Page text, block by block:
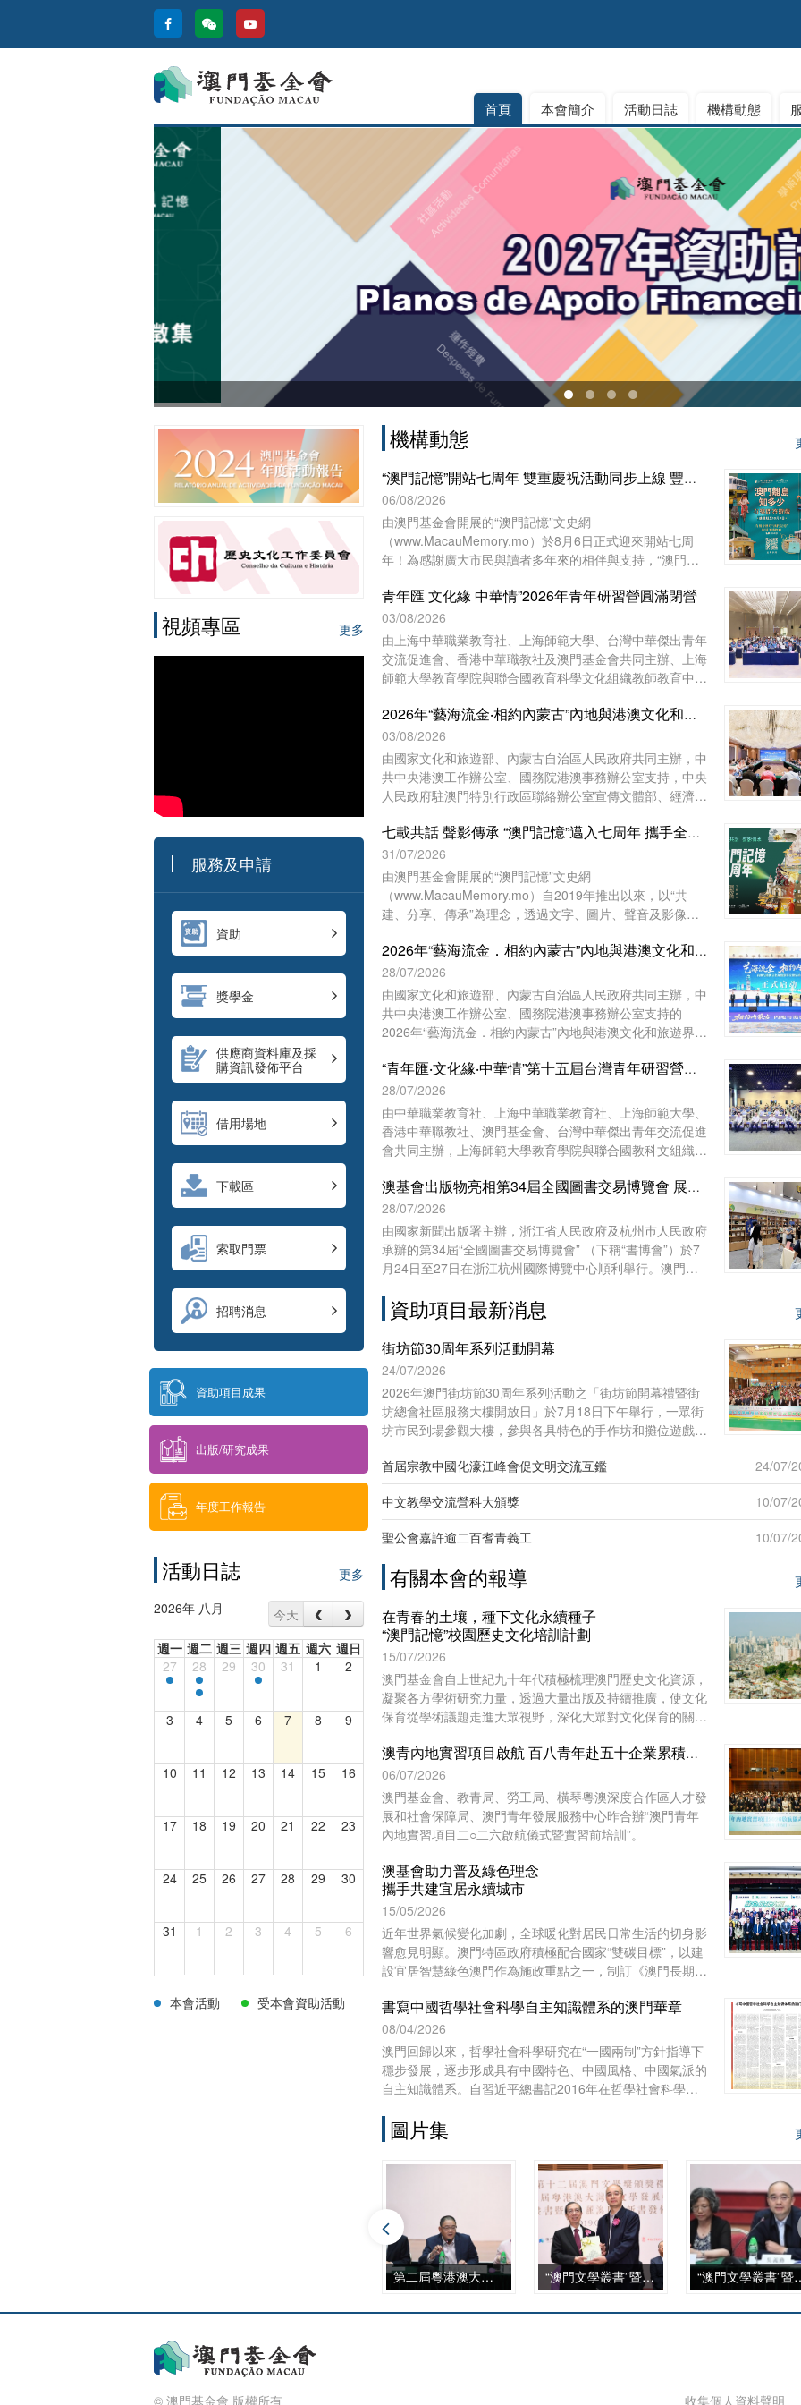
首頁 本會簡介 活動日誌 機構動態
視頻專區 更多
服務及申請
資助
獎學金
供應商資料庫及採
購資訊發佈平台
借用場地
下載區
索取門票
招聘消息
資助項目成果
出版/研究成果
年度工作報告
活動日誌
更多
2026年 八月
今天
週一 週二 週三 週四 週五 週六 週日
27
28 29 30 31 1 2
3 4 5 6 7 8 9
10 11 12 13 14 15 16
17 18 19 20 21 22 23
24 25 26 27 28 29 30
31 1 2 3 4 5 6
本會活動 受本會資助活動
機構動態
“澳門記憶”開站七周年 雙重慶祝活動同步上線 豐富好禮與全城同樂
06/08/2026
由澳門基金會開展的“澳門記憶”文史網
（www.MacauMemory.mo）於8月6日正式迎來開站七周
年！為感謝廣大市民與讀者多年來的相伴與支持，“澳門記
──Facebook 官方專頁“七周年 Giveaway”互動遊戲以及“澳
門離島知多少”線上問答遊戲，以豐富好禮與全城同樂！
青年匯 文化緣 中華情”2026年青年研習營圓滿閉營
03/08/2026
由上海中華職業教育社、上海師範大學、台灣中華傑出青年
交流促進會、香港中華職教社及澳門基金會共同主辦、上海
師範大學教育學院與聯合國教育科學文化組織教師教育中心
日下午在上海崇明如山酒店舉行閉營儀式。上海中華職業教
育社常務副主任、市政府參事胡衛出席儀式並致辭。上海市
崇明區海外聯誼會副會長林豔華、台灣中華傑出青年交流促
進會理事長陳長風、上海崇明中華職業教育社主任施志琴、
上海中華職業技術學院執行理事蔡奚芳等近100人出席活
動。
2026年“藝海流金‧相約內蒙古”內地與港澳文化和旅遊界交流活動圓滿舉行
03/08/2026
由國家文化和旅遊部、內蒙古自治區人民政府共同主辦，中
共中央港澳工作辦公室、國務院港澳事務辦公室支持，中央
人民政府駐澳門特別行政區聯絡辦公室宣傳文體部、經濟部
內地與港澳文化和旅遊界交流活動，已於7月27日至8月1日
圓滿舉行。澳門組織了45位文旅界代表赴內蒙古自治區參與
活動，與來自內地及香港的文旅界代表、專家學者等共150
多人齊聚內蒙古，共譜文旅合作新篇。
七載共話 聲影傳承 “澳門記憶”邁入七周年 攜手全城共築小城記憶
31/07/2026
由澳門基金會開展的“澳門記憶”文史網
（www.MacauMemory.mo）自2019年推出以來，以“共
建、分享、傳承”為理念，透過文字、圖片、聲音及影像，
歷史的大型文化資料庫。“澳門記憶”即將踏入開站七周年，
特以“七載共話 聲影傳承”為主題，陸續推出一系列涵蓋線上
和線下的多元活動，誠邀市民大眾共同參與，用不同視角與
媒介，共同編織與傳承屬於這座小城的集體記憶。
2026年“藝海流金．相約內蒙古”內地與港澳文化和旅遊界交流活動開幕
28/07/2026
由國家文化和旅遊部、內蒙古自治區人民政府共同主辦，中
共中央港澳工作辦公室、國務院港澳事務辦公室支持的
2026年“藝海流金．相約內蒙古”內地與港澳文化和旅遊界交
民政府駐澳門特別行政區聯絡辦公室宣傳文體部、經濟部和
澳門基金會作為澳門協辦單位，一共組織了45位澳門代表前
往內蒙古自治區出席活動。
“青年匯‧文化緣‧中華情”第十五屆台灣青年研習營暨2026青年研習營 舉行開營儀式
28/07/2026
由中華職業教育社、上海中華職業教育社、上海師範大學、
香港中華職教社、澳門基金會、台灣中華傑出青年交流促進
會共同主辦，上海師範大學教育學院與聯合國教科文組織教
青年研習營暨2026青年研習營”開營儀式於2026年7月28日
上午在上海聯合國教科文組織教師教育中心舉行。來自台
灣、香港、澳門29所院校的60多名師生，和上海師範大學
的志願者共聚申城，一同開啟為期七天的文化交流與研習體
驗之旅。
澳基會出版物亮相第34屆全國圖書交易博覽會 展現澳門文化底蘊
28/07/2026
由國家新聞出版署主辦，浙江省人民政府及杭州巿人民政府
承辦的第34屆“全國圖書交易博覽會” （下稱“書博會”）於7
月24日至27日在浙江杭州國際博覽中心順利舉行。澳門基
品圖書亮相，向內地及各地讀者展現澳門豐富的出版成果與
文化底蘊。
資助項目最新消息
街坊節30周年系列活動開幕
24/07/2026
2026年澳門街坊節30周年系列活動之「街坊節開幕禮暨街
坊總會社區服務大樓開放日」於7月18日下午舉行，一眾街
坊市民到場參觀大樓，參與各具特色的手作坊和攤位遊戲，
首屆宗教中國化濠江峰會促文明交流互鑑
24/07/
中文教學交流營科大頒獎
10/07/
聖公會嘉許逾二百耆青義工
10/07/
有關本會的報導
在青春的土壤，種下文化永續種子
“澳門記憶”校園歷史文化培訓計劃
15/07/2026
澳門基金會自上世紀九十年代積極梳理澳門歷史文化資源，
凝聚各方學術研究力量，透過大量出版及持續推廣，使文化
保育從學術議題走進大眾視野，深化大眾對文化保育的關
澳青內地實習項目啟航 百八青年赴五十企業累積工作經驗
06/07/2026
澳門基金會、教青局、勞工局、橫琴粵澳深度合作區人才發
展和社會保障局、澳門青年發展服務中心昨合辦“澳門青年
內地實習項目二○二六啟航儀式暨實習前培訓”。
澳基會助力普及綠色理念
攜手共建宜居永續城市
15/05/2026
近年世界氣候變化加劇，全球暖化對居民日常生活的切身影
響愈見明顯。澳門特區政府積極配合國家“雙碳目標”，以建
設宜居智慧綠色澳門作為施政重點之一，制訂《澳門長期減
書寫中國哲學社會科學自主知識體系的澳門華章
08/04/2026
澳門回歸以來，哲學社會科學研究在“一國兩制”方針指導下
穩步發展，逐步形成具有中國特色、中國風格、中國氣派的
自主知識體系。自習近平總書記2016年在哲學社會科學工
《國家“十四五”時期哲學社會科學發展規劃》以來，澳門的
高等院校、澳門基金會和學術團體作為知識產出、傳播和實
踐的主體，在構建哲學社會科學自主知識體系的征程上，從
學科建設、智庫服務、文化傳承到國際對話等諸方面，都發
揮了自身獨特的作用，呈現出多元化、本土化、交叉化與實
務化的發展特點。
圖片集
第二屆粵港澳大灣區文學發展峰會 “澳門文學叢書”暨《美麗澳門》新書發佈會 “澳門文學
© 澳門基金會 版權所有 收集個人資料聲明